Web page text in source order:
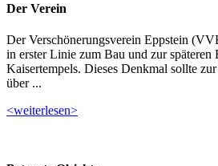
Der Verein
Der Verschönerungsverein Eppstein
in erster Linie zum Bau und zur späteren
Kaisertempels. Dieses Denkmal sollte
über ...
<weiterlesen>